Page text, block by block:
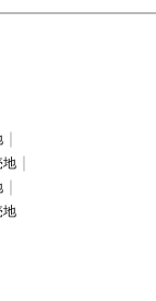
地
地